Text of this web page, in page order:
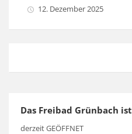
12. Dezember 2025
Das Freibad Grünbach ist
derzeit GEÖFFNET